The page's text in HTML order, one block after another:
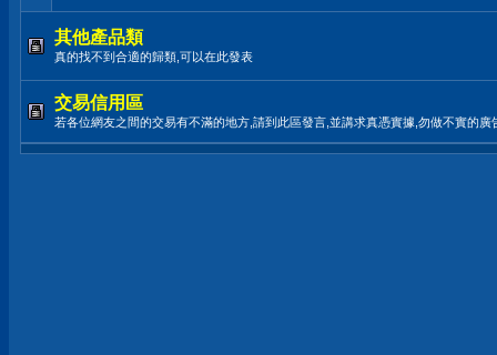
其他產品類
真的找不到合適的歸類,可以在此發表
交易信用區
若各位網友之間的交易有不滿的地方,請到此區發言,並講求真憑實據,勿做不實的廣